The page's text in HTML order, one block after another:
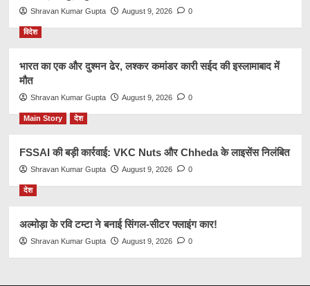
Shravan Kumar Gupta August 9, 2026 0
विदेश
भारत का एक और दुश्मन ढेर, लश्कर कमांडर कारी सईद की इस्लामाबाद में
मौत
Shravan Kumar Gupta August 9, 2026 0
Main Story देश
FSSAI की बड़ी कार्रवाई: VKC Nuts और Chheda के लाइसेंस निलंबित
Shravan Kumar Gupta August 9, 2026 0
देश
अल्मोड़ा के रवि टम्टा ने बनाई सिंगल-सीटर फ्लाइंग कार!
Shravan Kumar Gupta August 9, 2026 0